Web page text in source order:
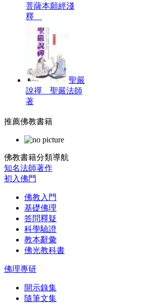
菩薩本願經淺
釋
聖嚴
說禪 聖嚴法師
著
推薦佛教書籍
佛教書籍分類導航
知名法師著作
初入佛門
佛教入門
基礎佛理
答問釋疑
科學驗證
教本辭彙
佛光教科書
佛理專研
開示錄集
隨筆文集